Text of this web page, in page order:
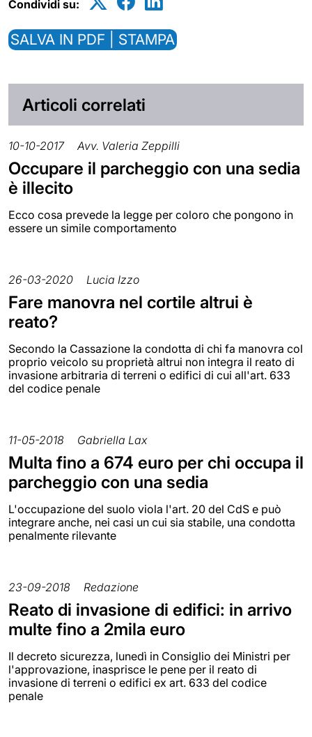
Condividi su:
SALVA IN PDF | STAMPA
Articoli correlati
10-10-2017 Avv. Valeria Zeppilli
Occupare il parcheggio con una sedia
è illecito
Ecco cosa prevede la legge per coloro che pongono in
essere un simile comportamento
26-03-2020 Lucia Izzo
Fare manovra nel cortile altrui è
reato?
Secondo la Cassazione la condotta di chi fa manovra col
proprio veicolo su proprietà altrui non integra il reato di
invasione arbitraria di terreni o edifici di cui all'art. 633
del codice penale
11-05-2018 Gabriella Lax
Multa fino a 674 euro per chi occupa il
parcheggio con una sedia
L'occupazione del suolo viola l'art. 20 del CdS e può
integrare anche, nei casi un cui sia stabile, una condotta
penalmente rilevante
23-09-2018 Redazione
Reato di invasione di edifici: in arrivo
multe fino a 2mila euro
Il decreto sicurezza, lunedì in Consiglio dei Ministri per
l'approvazione, inasprisce le pene per il reato di
invasione di terreni o edifici ex art. 633 del codice
penale